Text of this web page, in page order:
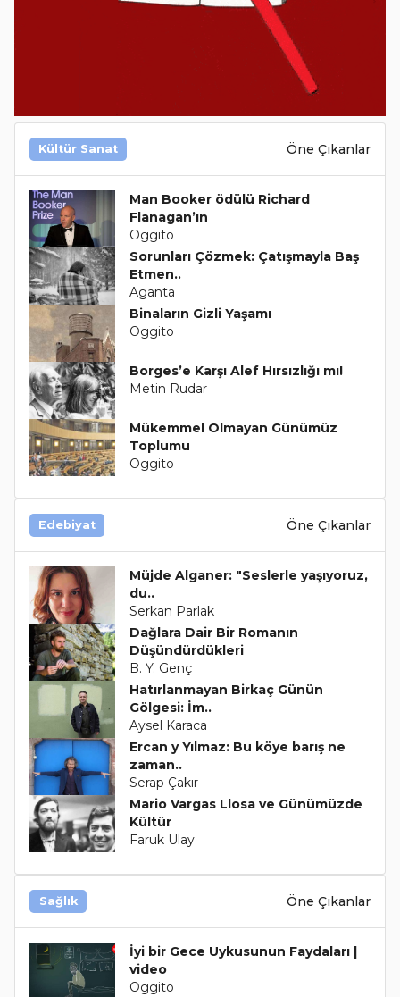
Kültür Sanat Öne Çıkanlar
Man Booker ödülü Richard
Flanagan’ın
Oggito
Sorunları Çözmek: Çatışmayla Baş
Etmen..
Aganta
Binaların Gizli Yaşamı
Oggito
Borges’e Karşı Alef Hırsızlığı mı!
Metin Rudar
Mükemmel Olmayan Günümüz
Toplumu
Oggito
Edebiyat Öne Çıkanlar
Müjde Alganer: "Seslerle yaşıyoruz,
du..
Serkan Parlak
Dağlara Dair Bir Romanın
Düşündürdükleri
B. Y. Genç
Hatırlanmayan Birkaç Günün
Gölgesi: İm..
Aysel Karaca
Ercan y Yılmaz: Bu köye barış ne
zaman..
Serap Çakır
Mario Vargas Llosa ve Günümüzde
Kültür
Faruk Ulay
Sağlık Öne Çıkanlar
İyi bir Gece Uykusunun Faydaları |
video
Oggito